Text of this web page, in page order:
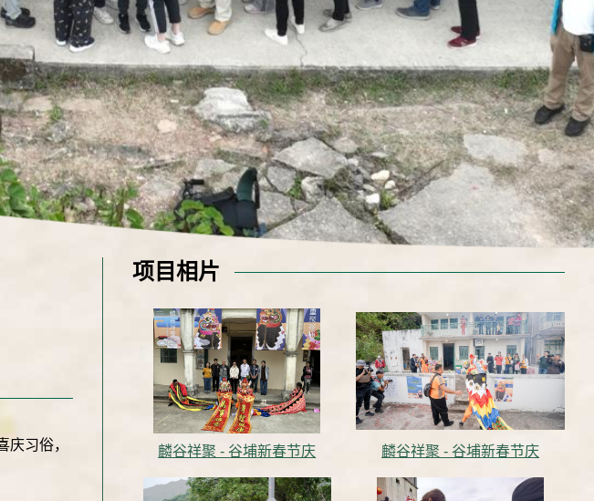
习俗，
项目相片
麟谷祥聚 - 谷埔新春节庆 麟谷祥聚 - 谷埔新春节庆